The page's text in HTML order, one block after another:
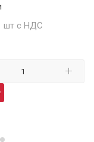
шт с НДС